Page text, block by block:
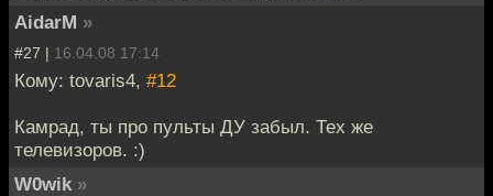
AidarM »
#27 | 16.04.08 17:14
Кому: tovaris4, #12
Камрад, ты про пульты ДУ забыл. Тех же
телевизоров. :)
W0wik »